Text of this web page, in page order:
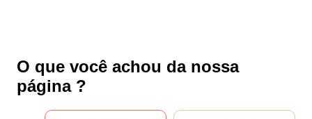
O que você achou da nossa
página ?